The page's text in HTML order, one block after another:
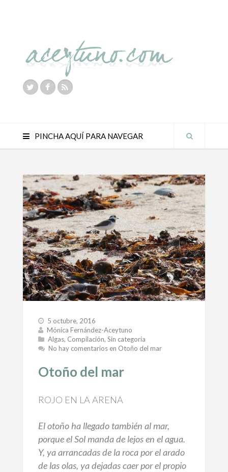
PINCHA AQUÍ PARA NAVEGAR
5 octubre, 2016
Mónica Fernández-Aceytuno
Algas, Compilación, Sin categoría
No hay comentariosen Otoño del mar
Otoño del mar
ROJO EN LA ARENA
El otoño ha llegado también al mar,
porque el Sol manda de lejos en el agua.
Y, ya arrancadas de la roca por el arado
de las olas, ya dejadas caer por el propio